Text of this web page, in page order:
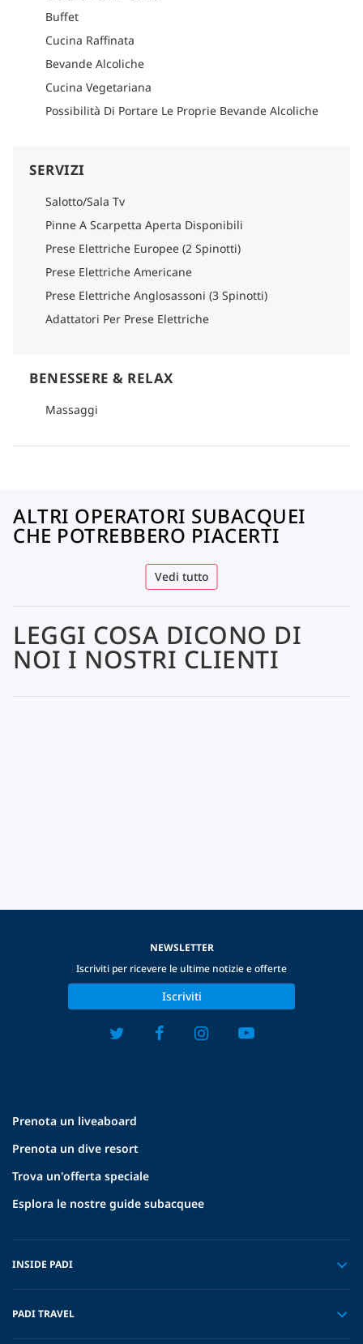
Buffet
Cucina Raffinata
Bevande Alcoliche
Cucina Vegetariana
Possibilità Di Portare Le Proprie Bevande Alcoliche
SERVIZI
Salotto/Sala Tv
Pinne A Scarpetta Aperta Disponibili
Prese Elettriche Europee (2 Spinotti)
Prese Elettriche Americane
Prese Elettriche Anglosassoni (3 Spinotti)
Adattatori Per Prese Elettriche
BENESSERE & RELAX
Massaggi
ALTRI OPERATORI SUBACQUEI
CHE POTREBBERO PIACERTI
Vedi tutto
LEGGI COSA DICONO DI
NOI I NOSTRI CLIENTI
Prenota un liveaboard
Prenota un dive resort
Trova un'offerta speciale
Esplora le nostre guide subacquee
INSIDE PADI
PADI TRAVEL
NEWSLETTER
Iscriviti per ricevere le ultime notizie e offerte
Iscriviti